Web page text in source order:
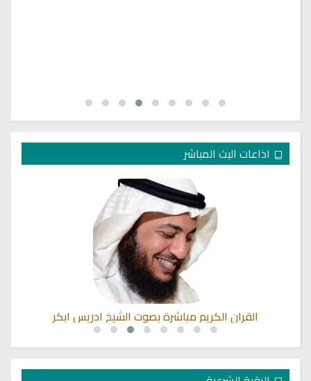
اذاعات البث المباشر
القران الكريم مباشرة بصوت الشيخ ادريس ابكر